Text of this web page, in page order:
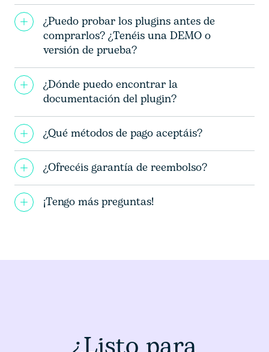
¿Puedo probar los plugins antes de
comprarlos? ¿Tenéis una DEMO o
versión de prueba?
¿Dónde puedo encontrar la
documentación del plugin?
¿Qué métodos de pago aceptáis?
¿Ofrecéis garantía de reembolso?
¡Tengo más preguntas!